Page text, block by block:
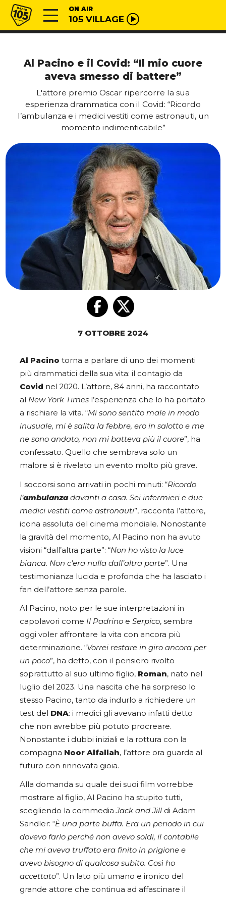
Vai al contenuto
Radio 105 ON AIR
105 VILLAGE
Al Pacino e il Covid: “Il mio cuore
aveva smesso di battere”
L'attore premio Oscar ripercorre la sua
esperienza drammatica con il Covid: “Ricordo
l’ambulanza e i medici vestiti come astronauti, un
momento indimenticabile”
7 OTTOBRE 2024
Al Pacino torna a parlare di uno dei momenti
più drammatici della sua vita: il contagio da
Covid nel 2020. L’attore, 84 anni, ha raccontato
al New York Times l’esperienza che lo ha portato
a rischiare la vita. “Mi sono sentito male in modo
inusuale, mi è salita la febbre, ero in salotto e me
ne sono andato, non mi batteva più il cuore”, ha
confessato. Quello che sembrava solo un
malore si è rivelato un evento molto più grave.
I soccorsi sono arrivati in pochi minuti: “Ricordo
l’ambulanzadavanti a casa. Sei infermieri e due
medici vestiti come astronauti”, racconta l’attore,
icona assoluta del cinema mondiale. Nonostante
la gravità del momento, Al Pacino non ha avuto
visioni “dall’altra parte”: “Non ho visto la luce
bianca. Non c’era nulla dall’altra parte”. Una
testimonianza lucida e profonda che ha lasciato i
fan dell’attore senza parole.
Al Pacino, noto per le sue interpretazioni in
capolavori come Il Padrino e Serpico, sembra
oggi voler affrontare la vita con ancora più
determinazione. “Vorrei restare in giro ancora per
un poco”, ha detto, con il pensiero rivolto
soprattutto al suo ultimo figlio, Roman, nato nel
luglio del 2023. Una nascita che ha sorpreso lo
stesso Pacino, tanto da indurlo a richiedere un
test del DNA: i medici gli avevano infatti detto
che non avrebbe più potuto procreare.
Nonostante i dubbi iniziali e la rottura con la
compagna Noor Alfallah, l’attore ora guarda al
futuro con rinnovata gioia.
Alla domanda su quale dei suoi film vorrebbe
mostrare al figlio, Al Pacino ha stupito tutti,
scegliendo la commediaJack and Jill di Adam
Sandler: “È una parte buffa. Era un periodo in cui
dovevo farlo perché non avevo soldi, il contabile
che mi aveva truffato era finito in prigione e
avevo bisogno di qualcosa subito. Così ho
accettato”. Un lato più umano e ironico del
grande attore che continua ad affascinare il